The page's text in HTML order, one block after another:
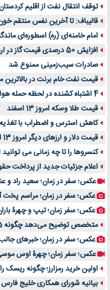
توقف انتقال نفت از اقلیم
قالیباف: تا آخرین نفس منتقم
امام خامنه‌ای (ره) اسطوره‌ای
افزایش 50 درصدی قیمت گاز در اروپا
صادرات سیب‌زمینی ممنوع شد
قیمت نفت خام برنت در بالاترین
4 اشتباه کشنده در لحظه حمله هوایی و انفجار/ چگونه از خود محافظت کنیم؟
قیمت طلا وسکه امروز 13 اسفند
کاهش استرس و اضطراب با تغذیه مناسب؛
قیمت دلار و ارزهای دیگر امروز 13 اسفند
کنسروها را تا چه زمانی می توانید
اعلام جزئیات جدید از پرداخت
عکس؛ سفر در زمان؛ سعید راد و
عکس؛ سفر در زمان؛ مراسم
عکس؛ سفر زمان؛ تیپ و چهرۀ
متخصص توضیح می‌دهد چگونه 5 الکترولیت ضروری را از غذاهای طبیعی دریافت کنید
عکس؛ سفر در زمان؛ خبرهای جالب رمضان 45 سال قبل کشور را
عکس؛ سفر زمان؛ چهرۀ اوس موسی
اولین خرید رمزارز؛ چگونه ریسک
بیانیه شورای همکاری خلیج فارس